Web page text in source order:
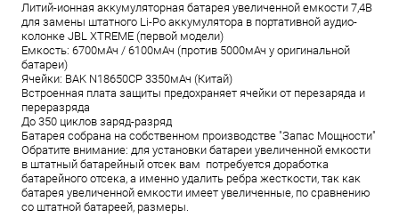
Литий-ионная аккумуляторная батарея увеличенной емкости 7,4В
для замены штатного Li-Po аккумулятора в портативной аудио-
колонке JBL XTREME (первой модели)
Емкость: 6700мАч / 6100мАч (против 5000мАч у оригинальной
батареи)
Ячейки: BAK N18650CP 3350мАч (Китай)
Встроенная плата защиты предохраняет ячейки от перезаряда и
переразряда
До 350 циклов заряд-разряд
Батарея собрана на собственном производстве "Запас Мощности"
Обратите внимание: для установки батареи увеличенной емкости
в штатный батарейный отсек вам потребуется доработка
батарейного отсека, а именно удалить ребра жесткости, так как
батарея увеличенной емкости имеет увеличенные, по сравнению
со штатной батареей, размеры.